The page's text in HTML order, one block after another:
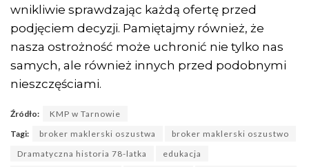
wnikliwie sprawdzając każdą ofertę przed
podjęciem decyzji. Pamiętajmy również, że
nasza ostrożność może uchronić nie tylko nas
samych, ale również innych przed podobnymi
nieszczęściami.
Źródło:
KMP w Tarnowie
Tagi:
broker maklerski oszustwa
broker maklerski oszustwo
Dramatyczna historia 78-latka
edukacja